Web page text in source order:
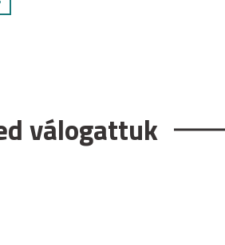
válogattuk